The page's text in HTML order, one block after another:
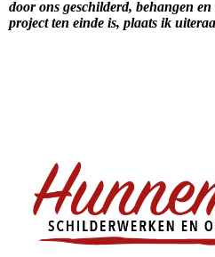
door ons geschilderd, behangen
project ten einde is, plaats ik